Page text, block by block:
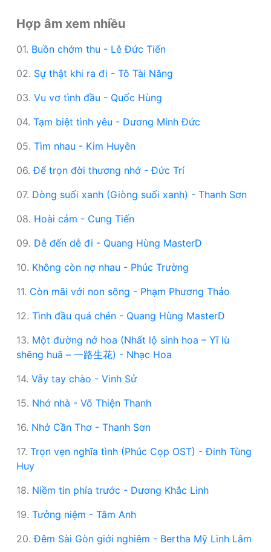
Hợp âm xem nhiều
01. Buồn chớm thu - Lê Đức Tiến
02. Sự thật khi ra đi - Tô Tài Năng
03. Vu vơ tình đầu - Quốc Hùng
04. Tạm biệt tình yêu - Dương Minh Đức
05. Tìm nhau - Kim Huyên
06.Để trọn đời thương nhớ - Đức Trí
07. Dòng suối xanh (Giòng suối xanh) - Thanh Sơn
08. Hoài cảm - Cung Tiến
09. Dễ đến dễ đi - Quang Hùng MasterD
10. Không còn nợ nhau - Phúc Trường
11. Còn mãi với non sông - Phạm Phương Thảo
12. Tình đầu quá chén - Quang Hùng MasterD
13. Một đường nở hoa (Nhất lộ sinh hoa – Yī lù
shēng huā – 一路生花) - Nhạc Hoa
14. Vẫy tay chào - Vinh Sử
15. Nhớ nhà - Võ Thiện Thanh
16. Nhớ Cần Thơ - Thanh Sơn
17. Trọn vẹn nghĩa tình (Phúc Cọp OST) - Đinh Tùng
Huy
18. Niềm tin phía trước - Dương Khắc Linh
19. Tưởng niệm - Tâm Anh
20.Đêm Sài Gòn giới nghiêm - Bertha Mỹ Linh Lâm